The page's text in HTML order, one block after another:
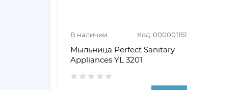
В наличии Код: 000001151
Мыльница Perfect Sanitary
Appliances YL 3201